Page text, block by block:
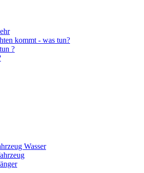
kommt - was tun?
?
Wasser